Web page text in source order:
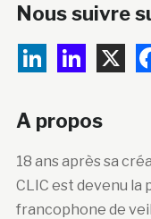
Nous suivre
A propos
18 ans après sa
CLIC est devenu
francophone de